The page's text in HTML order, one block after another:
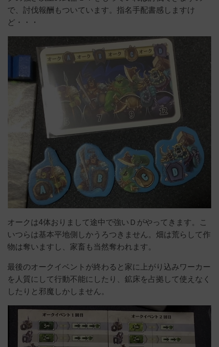
で、討伐報酬もついています。指名手配書感しますけ
ど・・・
オークは4体おりまして途中で強いＤがやってきます。こ
いつらは基本平地側しかうろつきません。畑は荒らして作
物は奪いますし、家畜も当然奪われます。
最後のオークイベントが終わると家に上がり込みワーカー
を人質にして行動不能にしたり、鉱床を占拠して使えなく
したりと邪魔しかしません。